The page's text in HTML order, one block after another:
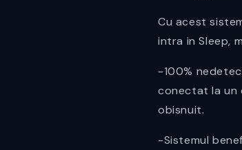
Cu acest
intra in Sleep,
-100%
conectat la un
obisnuit.
-Sistemul